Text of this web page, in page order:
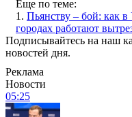
Еще по теме:
1. Пьянству – бой: как
городах работают
Подписывайтесь на наш
новостей дня.
Реклама
Новости
05:25